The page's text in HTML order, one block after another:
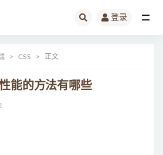
登录
CSS 正文
能的方法有哪些